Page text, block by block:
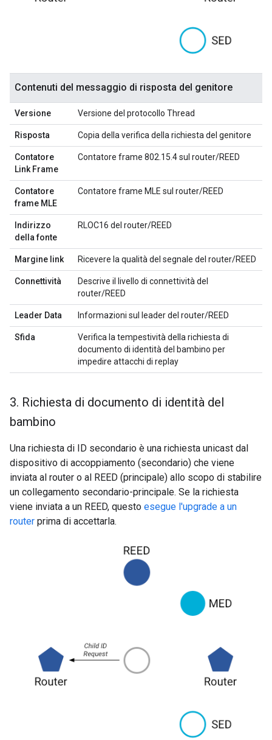
Contenuti del messaggio di risposta del genitore
Versione Versione del protocollo Thread
Risposta Copia della verifica della richiesta del genitore
Contatore
Link Frame
Contatore frame 802.15.4 sul router/REED
Contatore
frame MLE
Contatore frame MLE sul router/REED
Indirizzo
della fonte
RLOC16 del router/REED
Margine link Ricevere la qualità del segnale del router/REED
Connettività
Descrive il livello di connettività del
router/REED
Leader Data Informazioni sul leader del router/REED
Sfida
Verifica la tempestività della richiesta di
documento di identità del bambino per
impedire attacchi di replay
3. Richiesta di documento di identità del
bambino
Una richiesta di ID secondario è una richiesta unicast dal
dispositivo di accoppiamento (secondario) che viene
inviata al router o al REED (principale) allo scopo di stabilire
un collegamento secondario-principale. Se la richiesta
viene inviata a un REED, questo esegue l'upgrade a un
router prima di accettarla.